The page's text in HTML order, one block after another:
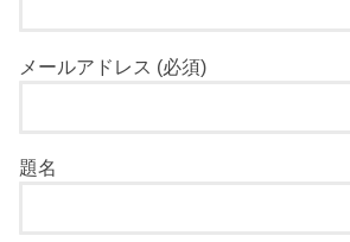
メールアドレス (必須)
題名